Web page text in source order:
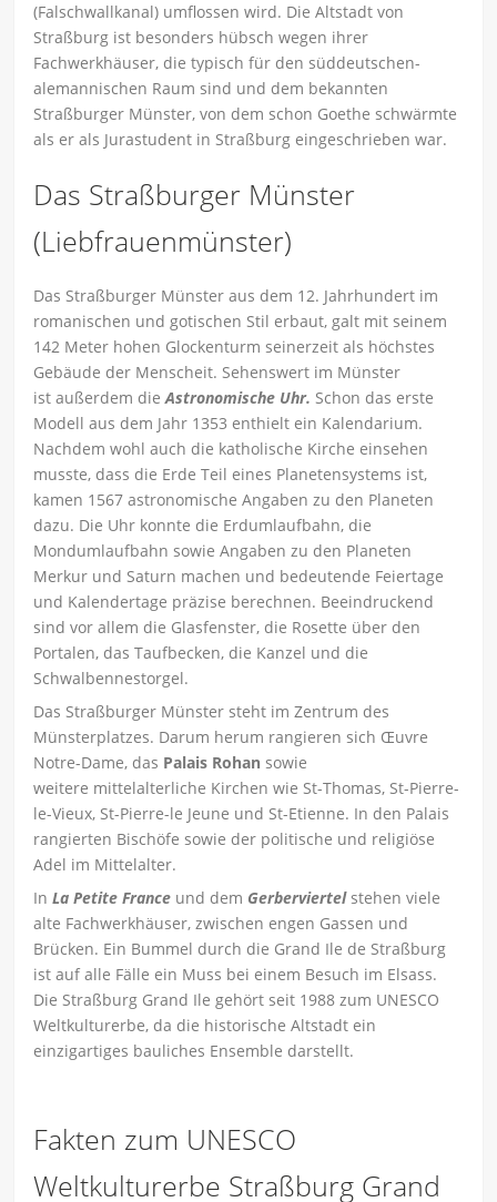
(Falschwallkanal) umflossen wird. Die Altstadt von
Straßburg ist besonders hübsch wegen ihrer
Fachwerkhäuser, die typisch für den süddeutschen-
alemannischen Raum sind und dem bekannten
Straßburger Münster, von dem schon Goethe schwärmte
als er als Jurastudent in Straßburg eingeschrieben war.
Das Straßburger Münster
(Liebfrauenmünster)
Das Straßburger Münster aus dem 12. Jahrhundert im
romanischen und gotischen Stil erbaut, galt mit seinem
142 Meter hohen Glockenturm seinerzeit als höchstes
Gebäude der Menscheit. Sehenswert im Münster
ist außerdem dieAstronomische Uhr. Schon das erste
Modell aus dem Jahr 1353 enthielt ein Kalendarium.
Nachdem wohl auch die katholische Kirche einsehen
musste, dass die Erde Teil eines Planetensystems ist,
kamen 1567 astronomische Angaben zu den Planeten
dazu. Die Uhr konnte die Erdumlaufbahn, die
Mondumlaufbahn sowie Angaben zu den Planeten
Merkur und Saturn machen und bedeutende Feiertage
und Kalendertage präzise berechnen. Beeindruckend
sind vor allem die Glasfenster, die Rosette über den
Portalen, das Taufbecken, die Kanzel und die
Schwalbennestorgel.
Das Straßburger Münster steht im Zentrum des
Münsterplatzes. Darum herum rangieren sich Œuvre
Notre-Dame, das Palais Rohan sowie
weitere mittelalterliche Kirchen wie St-Thomas, St-Pierre-
le-Vieux, St-Pierre-le Jeune und St-Etienne. In den Palais
rangierten Bischöfe sowie der politische und religiöse
Adel im Mittelalter.
In La Petite France und dem Gerberviertelstehen viele
alte Fachwerkhäuser, zwischen engen Gassen und
Brücken. Ein Bummel durch die Grand Ile de Straßburg
ist auf alle Fälle ein Muss bei einem Besuch im Elsass.
Die Straßburg Grand Ile gehört seit 1988 zum UNESCO
Weltkulturerbe, da die historische Altstadt ein
einzigartiges bauliches Ensemble darstellt.
Fakten zum UNESCO
Weltkulturerbe Straßburg Grand